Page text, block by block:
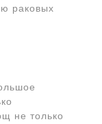
раковых
не только